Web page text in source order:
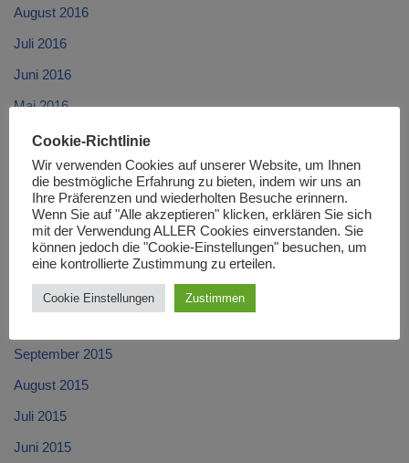
August 2016
Juli 2016
Juni 2016
Mai 2016
April 2016
März 2016
Februar 2016
Januar 2016
Dezember 2015
November 2015
September 2015
August 2015
Juli 2015
Juni 2015
Cookie-Richtlinie
Wir verwenden Cookies auf unserer Website, um Ihnen
die bestmögliche Erfahrung zu bieten, indem wir uns an
Ihre Präferenzen und wiederholten Besuche erinnern.
Wenn Sie auf "Alle akzeptieren" klicken, erklären Sie sich
mit der Verwendung ALLER Cookies einverstanden. Sie
können jedoch die "Cookie-Einstellungen" besuchen, um
eine kontrollierte Zustimmung zu erteilen.
Cookie Einstellungen Zustimmen